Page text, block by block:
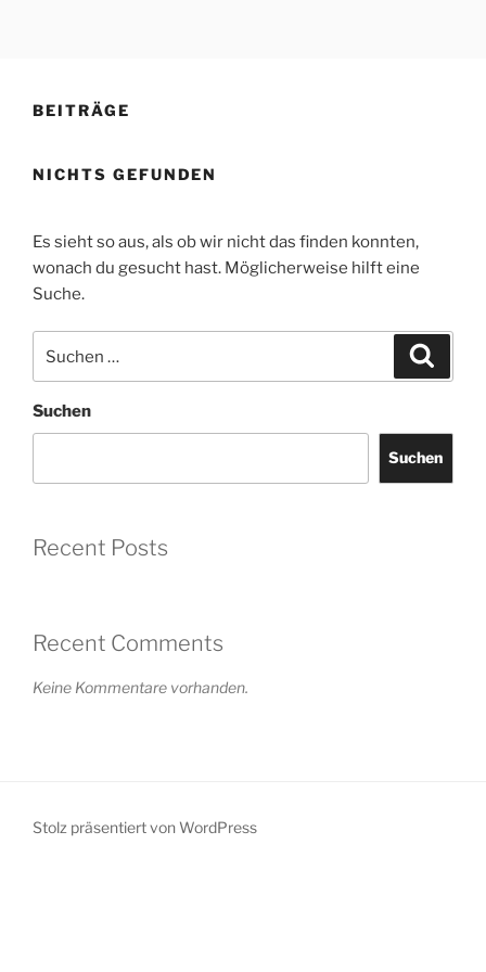
BEITRÄGE
NICHTS GEFUNDEN
Es sieht so aus, als ob wir nicht das finden konnten,
wonach du gesucht hast. Möglicherweise hilft eine
Suche.
nach:
Suchen
Suchen
Recent Posts
Recent Comments
Keine Kommentare vorhanden.
Stolz präsentiert von WordPress